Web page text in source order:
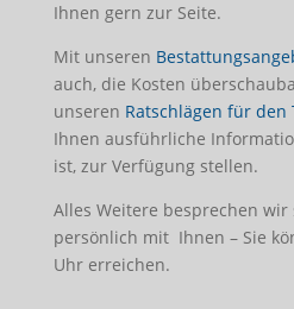
Ihnen gern zur Seite.
Mit unseren
auch, die Kosten
unseren Ratschlägen für den
Ihnen ausführliche
ist, zur Verfügung stellen.
Alles Weitere besprechen
persönlich mit Ihnen – Sie
Uhr erreichen.